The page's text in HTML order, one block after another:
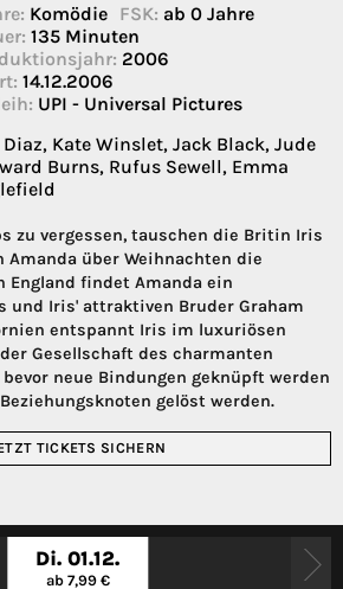
Komödie FSK: ab 0 Jahre
135 Minuten
2006
14.12.2006
UPI - Universal Pictures
Kate Winslet, Jack Black, Jude
Burns, Rufus Sewell, Emma
zu vergessen, tauschen die Britin Iris
über Weihnachten die
England findet Amanda ein
und Iris' attraktiven Bruder Graham
entspannt Iris im luxuriösen
Gesellschaft des charmanten
neue Bindungen geknüpft werden
gelöst werden.
TICKETS SICHERN
Di. 01.12.
ab 7,99 €